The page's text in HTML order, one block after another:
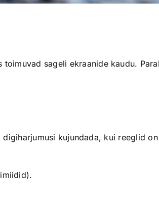
sageli ekraanide kaudu.
kujundada, kui reeglid